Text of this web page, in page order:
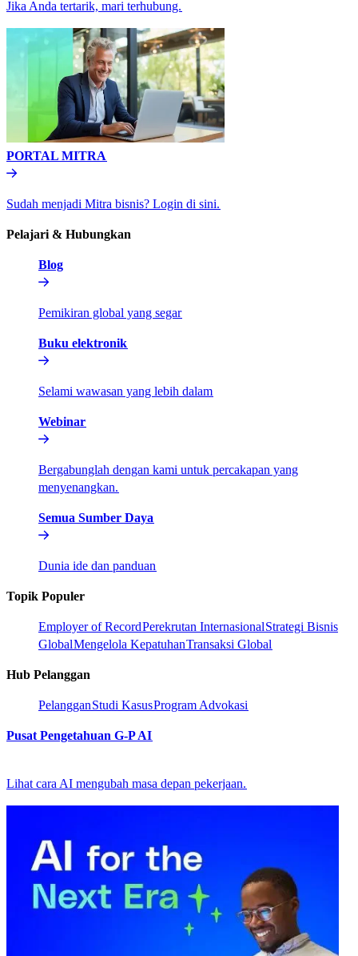
Jika Anda tertarik, mari terhubung.​​
PORTAL MITRA​​
Sudah menjadi Mitra bisnis? Login di sini.​​
Pelajari & Hubungkan​​
Blog​​
Pemikiran global yang segar​​
Buku elektronik​​
Selami wawasan yang lebih dalam​​
Webinar​​
Bergabunglah dengan kami untuk percakapan yang
menyenangkan.​​
Semua Sumber Daya​​
Dunia ide dan panduan​​
Topik Populer​​
Employer of Record​​Perekrutan Internasional​​Strategi Bisnis
Global​​Mengelola Kepatuhan​​Transaksi Global​​
Hub Pelanggan​​
Pelanggan​​Studi Kasus​​Program Advokasi​​
Pusat Pengetahuan G-P AI​​
Lihat cara AI mengubah masa depan pekerjaan.​​